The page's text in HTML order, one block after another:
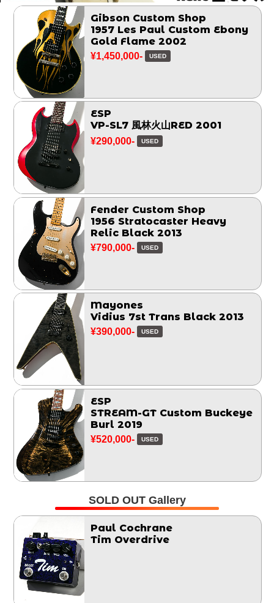
Gibson Custom Shop
1957 Les Paul Custom Ebony
Gold Flame 2002
¥1,450,000- USED
ESP
VP-SL7 風林火山RED 2001
¥290,000- USED
Fender Custom Shop
1956 Stratocaster Heavy
Relic Black 2013
¥790,000- USED
Mayones
Vidius 7st Trans Black 2013
¥390,000- USED
ESP
STREAM-GT Custom Buckeye
Burl 2019
¥520,000- USED
SOLD OUT Gallery
Paul Cochrane
Tim Overdrive